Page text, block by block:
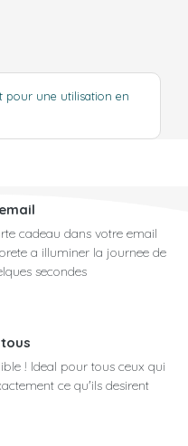
pour une utilisation en
cadeau dans votre email
a illuminer la journee de
secondes
! Ideal pour tous ceux qui
ce qu'ils desirent